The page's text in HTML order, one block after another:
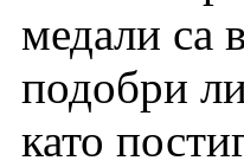
медали са
подобри
като